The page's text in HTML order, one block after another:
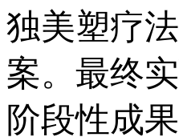
独美塑疗
案。最终
阶段性成